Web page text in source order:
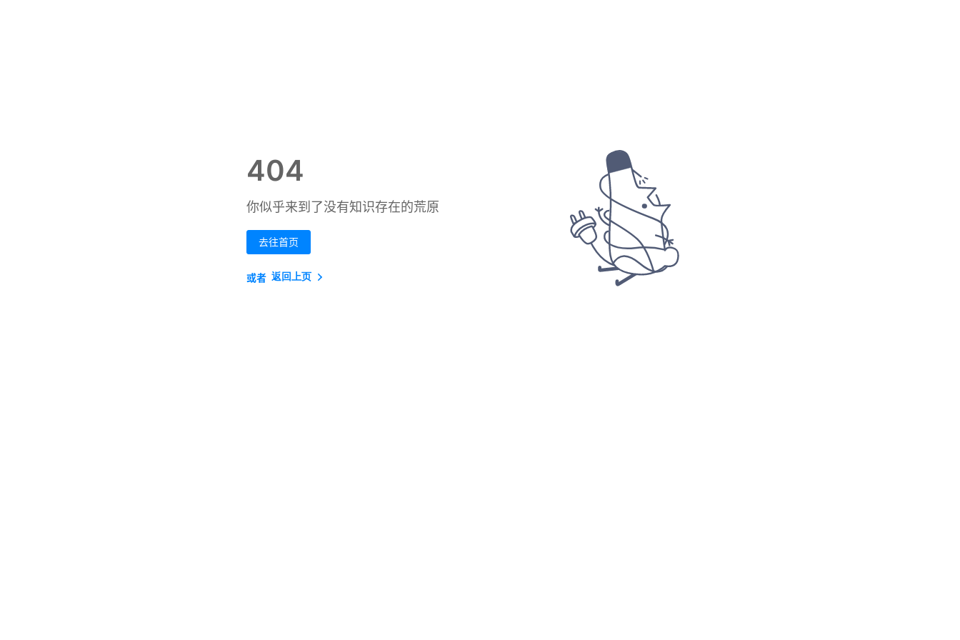
404
你似乎来到了没有知识存在的荒原
去往首页
或者 返回上页